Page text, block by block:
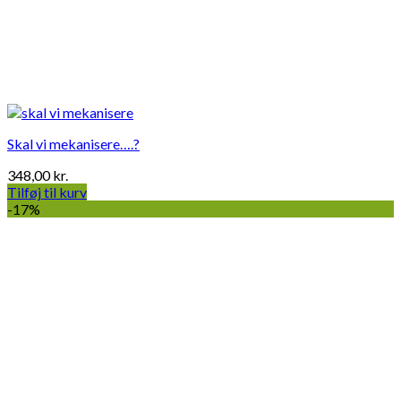
Skal vi mekanisere….?
348,00kr.
Tilføj til kurv
-17%